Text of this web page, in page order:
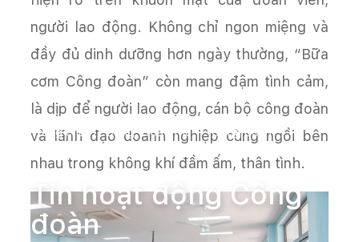
Trang chủ Đảng, Đoàn thể
Công đoàn
Tin hoạt động Công đoàn
Tin hoạt động Công
đoàn
người lao động. Không chỉ ngon miệng và
đầy đủ dinh dưỡng hơn ngày thường, “Bữa
cơm Công đoàn” còn mang đậm tình cảm,
là dịp để người lao động, cán bộ công đoàn
và lãnh đạo doanh nghiệp cùng ngồi bên
nhau trong không khí đầm ấm, thân tình.